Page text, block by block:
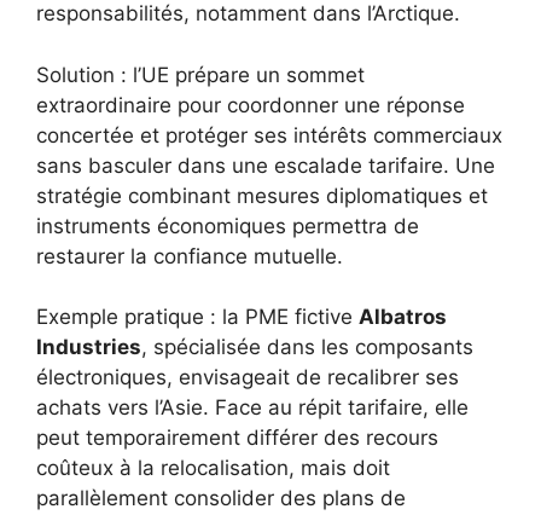
responsabilités, notamment dans l’Arctique.
Solution : l’UE prépare un sommet
extraordinaire pour coordonner une réponse
concertée et protéger ses intérêts commerciaux
sans basculer dans une escalade tarifaire. Une
stratégie combinant mesures diplomatiques et
instruments économiques permettra de
restaurer la confiance mutuelle.
Exemple pratique : la PME fictive Albatros
Industries, spécialisée dans les composants
électroniques, envisageait de recalibrer ses
achats vers l’Asie. Face au répit tarifaire, elle
peut temporairement différer des recours
coûteux à la relocalisation, mais doit
parallèlement consolider des plans de